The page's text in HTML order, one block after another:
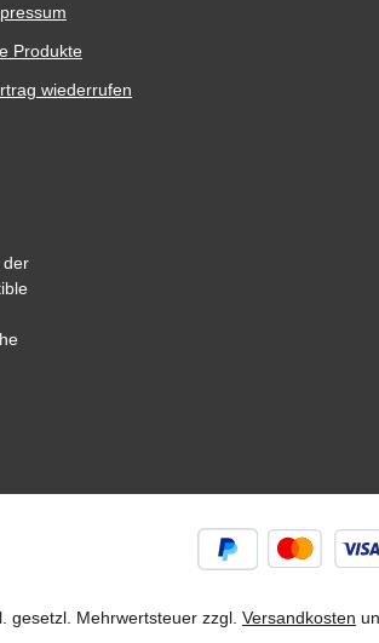
Produkte
wiederrufen
der
gesetzl. Mehrwertsteuer zzgl. Versandkosten